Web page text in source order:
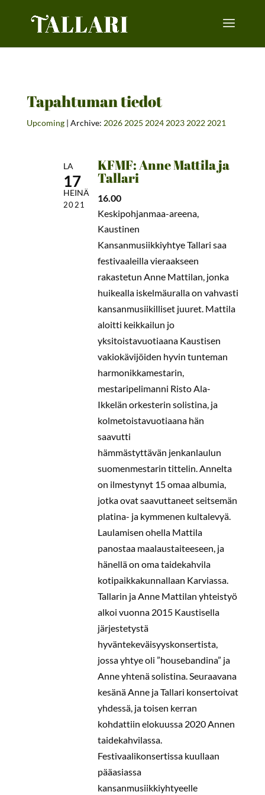
Tapahtuman tiedot
Upcoming| Archive: 2026 2025 2024 2023 2022 2021
LA
17
HEINÄ
2021
KFMF: Anne Mattila ja
Tallari
16.00
Keskipohjanmaa-areena,
Kaustinen
Kansanmusiikkiyhtye Tallari saa
festivaaleilla vieraakseen
rakastetun Anne Mattilan, jonka
huikealla iskelmäuralla on vahvasti
kansanmusiikilliset juuret. Mattila
aloitti keikkailun jo
yksitoistavuotiaana Kaustisen
vakiokävijöiden hyvin tunteman
harmonikkamestarin,
mestaripelimanni Risto Ala-
Ikkelän orkesterin solistina, ja
kolmetoistavuotiaana hän
saavutti
hämmästyttävän jenkanlaulun
suomenmestarin tittelin. Annelta
on ilmestynyt 15 omaa albumia,
jotka ovat saavuttaneet seitsemän
platina- ja kymmenen kultalevyä.
Laulamisen ohella Mattila
panostaa maalaustaiteeseen, ja
hänellä on oma taidekahvila
kotipaikkakunnallaan Karviassa.
Tallarin ja Anne Mattilan yhteistyö
alkoi vuonna 2015 Kaustisella
järjestetystä
hyväntekeväisyyskonsertista,
jossa yhtye oli ”housebandina” ja
Anne yhtenä solistina. Seuraavana
kesänä Anne ja Tallari konsertoivat
yhdessä, ja toisen kerran
kohdattiin elokuussa 2020 Annen
taidekahvilassa.
Festivaalikonsertissa kuullaan
pääasiassa
kansanmusiikkiyhtyeelle